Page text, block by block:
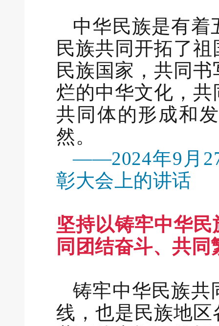
中华民族是有着
民族共同开拓了
民族国家，共同
烂的中华文化，
共同体的形成和
然。
——2024年9月
彰大会上的讲话
坚持以铸牢中华
同团结奋斗、共同
铸牢中华民族共
线，也是民族地